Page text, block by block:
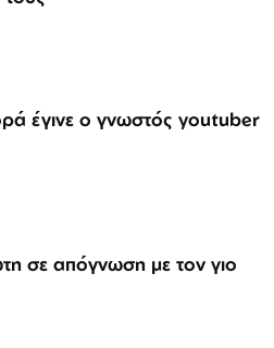
έγινε ο γνωστός youtuber
σε απόγνωση με τον γιο